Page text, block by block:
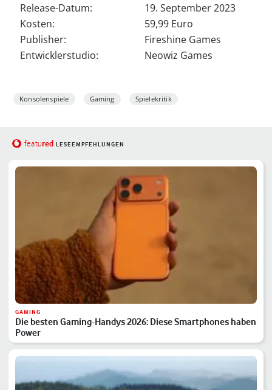
Release-Datum:
19. September 2023
Kosten:
59,99 Euro
Publisher:
Fireshine Games
Entwicklerstudio:
Neowiz Games
Konsolenspiele Gaming Spielekritik
featured LESEEMPFEHLUNGEN
GAMING
Die besten Gaming-Handys 2026: Diese Smartphones haben
Power